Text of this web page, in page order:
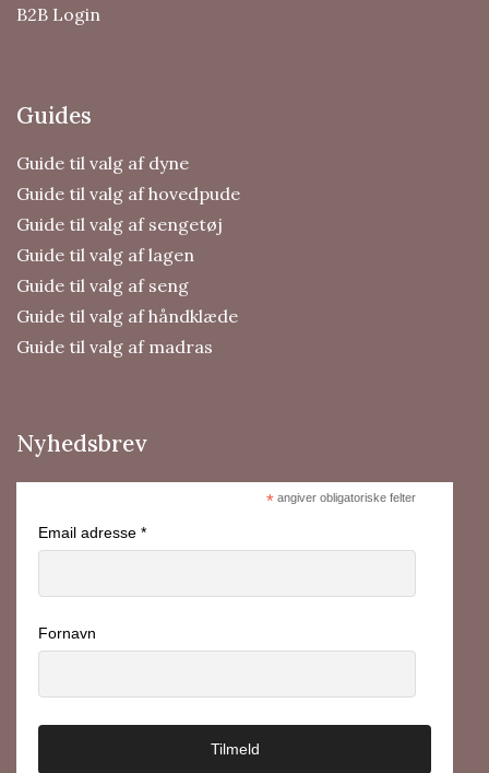
B2B Login
Guides
Guide til valg af dyne
Guide til valg af hovedpude
Guide til valg af sengetøj
Guide til valg af lagen
Guide til valg af seng
Guide til valg af håndklæde
Guide til valg af madras
Nyhedsbrev
*angiver obligatoriske felter
Email adresse *
Fornavn